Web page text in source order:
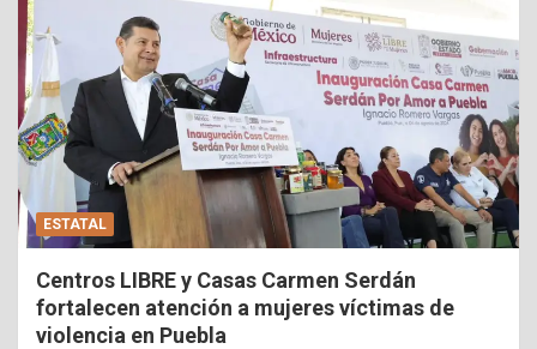
ESTATAL
Centros LIBRE y Casas Carmen Serdán
fortalecen atención a mujeres víctimas de
violencia en Puebla